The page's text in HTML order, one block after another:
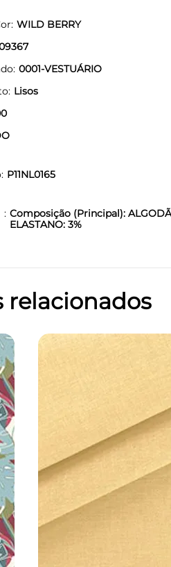
WILD BERRY
0001-VESTUÁRIO
Lisos
P11NL0165
Composição (Principal):
ELASTANO: 3%
relacionados